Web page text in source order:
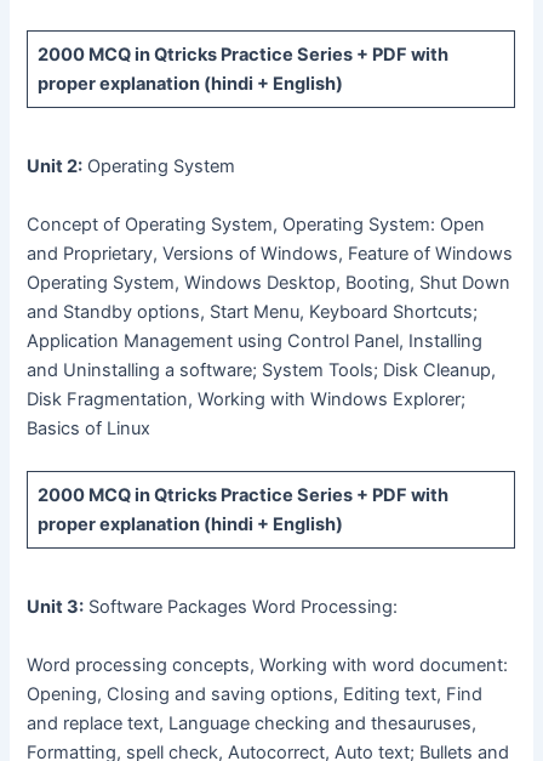
2000 MCQin Qtricks Practice Series + PDF with
proper explanation (hindi + English)
Unit 2: Operating System
Concept of Operating System, Operating System: Open
and Proprietary, Versions of Windows, Feature of Windows
Operating System, Windows Desktop, Booting, Shut Down
and Standby options, Start Menu, Keyboard Shortcuts;
Application Management using Control Panel, Installing
and Uninstalling a software; System Tools; Disk Cleanup,
Disk Fragmentation, Working with Windows Explorer;
Basics of Linux
2000 MCQin Qtricks Practice Series + PDF with
proper explanation (hindi + English)
Unit 3: Software Packages Word Processing:
Word processing concepts, Working with word document:
Opening, Closing and saving options, Editing text, Find
and replace text, Language checking and thesauruses,
Formatting, spell check, Autocorrect, Auto text; Bullets and